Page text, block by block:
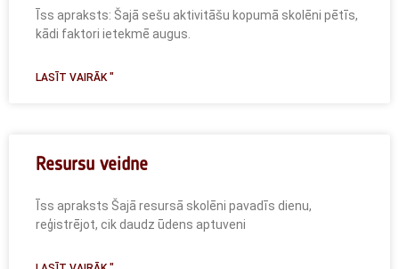
Īss apraksts: Šajā sešu aktivitāšu kopumā skolēni pētīs,
kādi faktori ietekmē augus.
LASĪT VAIRĀK "
Resursu veidne
Īss apraksts Šajā resursā skolēni pavadīs dienu,
reģistrējot, cik daudz ūdens aptuveni